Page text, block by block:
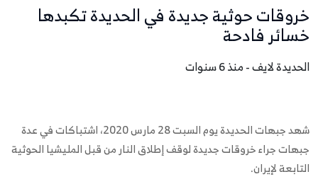
خروقات حوثية جديدة في الحديدة تكبدها
خسائر فادحة
الحديدة لايف - منذ 6 سنوات
شهد جبهات الحديدة يوم السبت 28 مارس 2020، اشتباكات في عدة
جبهات جراء خروقات جديدة لوقف إطلاق النار من قبل المليشيا الحوثية
التابعة لإيران.